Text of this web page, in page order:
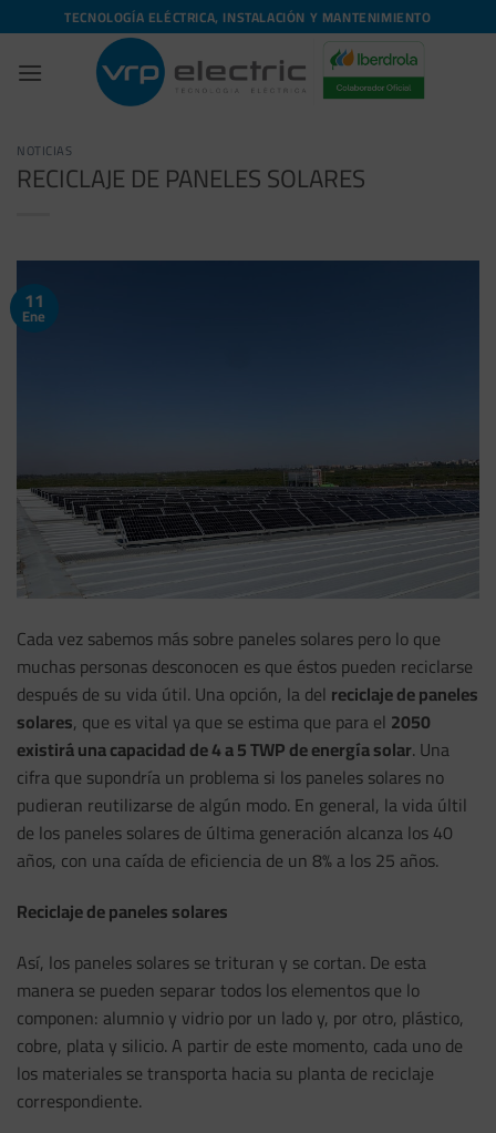
al
contenido
TECNOLOGÍA ELÉCTRICA, INSTALACIÓN Y MANTENIMIENTO
NOTICIAS
RECICLAJE DE PANELES SOLARES
11
Ene
Cada vez sabemos más sobre paneles solares pero lo que
muchas personas desconocen es que éstos pueden reciclarse
después de su vida útil. Una opción, la del reciclaje de paneles
solares, que es vital ya que se estima que para el 2050
existirá una capacidad de 4 a 5 TWP de energía solar. Una
cifra que supondría un problema si los paneles solares no
pudieran reutilizarse de algún modo. En general, la vida últil
de los paneles solares de última generación alcanza los 40
años, con una caída de eficiencia de un 8% a los 25 años.
Reciclaje de paneles solares
Así, los paneles solares se trituran y se cortan. De esta
manera se pueden separar todos los elementos que lo
componen: alumnio y vidrio por un lado y, por otro, plástico,
cobre, plata y silicio. A partir de este momento, cada uno de
los materiales se transporta hacia su planta de reciclaje
correspondiente.